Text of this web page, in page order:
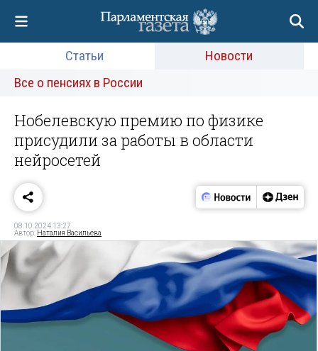
Статьи
Новости
Все о пенсиях в России
Нобелевскую премию по физике
присудили за работы в области
нейросетей
08.10.2024 13:27
Автор: Наталия Васильева